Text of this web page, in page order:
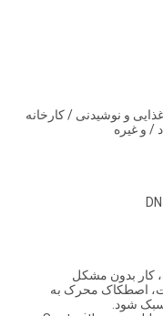
و نوشیدنی / کارخانه
/ و غیره
اصطکاک محرک به
شود.